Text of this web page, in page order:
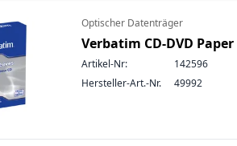
Optischer Datenträger
Verbatim CD-DVD Paper
Artikel-Nr:
142596
Hersteller-Art.-Nr.
49992